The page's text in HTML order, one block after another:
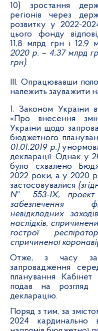
10) зростання
регіонів через
розвитку у 2022-
цього фонду
11,8 млрд грн і 12,9
2020 р. – 4,37 млрд
грн).
ІІІ. Опрацювавши
належить зауважити
1. Законом України
«Про внесення
України щодо
бюджетного
01.01.2019 р.)
декларації. Однак у
було схвалено
2022 роки, а у 2020
застосовувалися
№ 553-ІХ, проект
забезпечення
невідкладних
наслідків,
гострої
спричиненої
Отже, з часу
запровадження
планування Кабінет
подав на розгляд
декларацію.
Поряд з тим, за
2024 кардинально